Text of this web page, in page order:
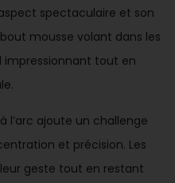
spectaculaire et son
mousse volant dans les
impressionnant tout en
l’arc ajoute un challenge
et précision. Les
geste tout en restant